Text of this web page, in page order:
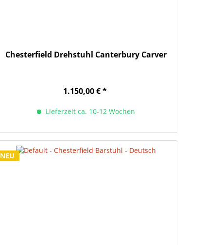
Chesterfield Drehstuhl Canterbury Carver
1.150,00 € *
Lieferzeit ca. 10-12 Wochen
NEU